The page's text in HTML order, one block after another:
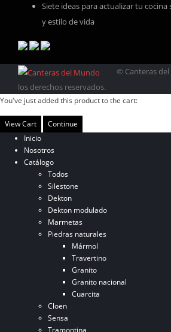
Siete ideas para actualizar tu
y estilo de vida
© Canteras
los derechos reservados.
You've just added this product to the cart:
View Cart
Continue
Inicio
Nosotros
Catálogo
Todos
Silestone
Dekton
Dekton modulado
Marmetas
Piedras naturales
Mármol
Travertino
Granito
Granito nacional
Cuarcita
Cloen
Sensa
Tramontina